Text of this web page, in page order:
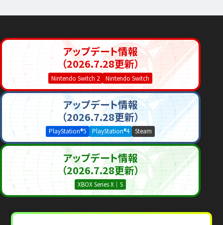
アップデート情報
（2026.7.28更新）
Nintendo Switch 2 Nintendo Switch
アップデート情報
（2026.7.28更新）
PlayStation®5 PlayStation®4 Steam
アップデート情報
（2026.7.28更新）
XBOX Series X｜S